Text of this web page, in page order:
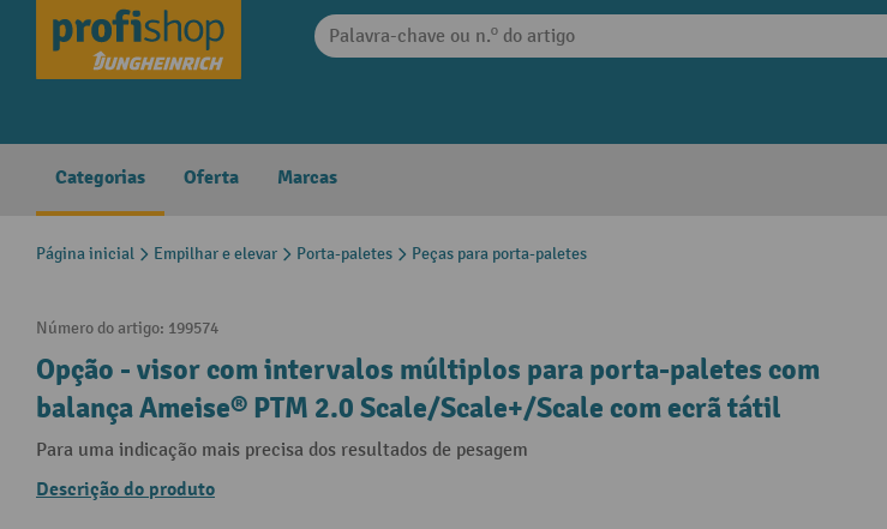
Saltar para a navegação principal
Categorias Oferta Marcas
Página inicial Empilhar e elevar Porta-paletes Peças para porta-paletes
Número do artigo: 199574
Opção - visor com intervalos múltiplos para porta-paletes com
balança Ameise® PTM 2.0 Scale/Scale+/Scale com ecrã tátil
Para uma indicação mais precisa dos resultados de pesagem
Descrição do produto